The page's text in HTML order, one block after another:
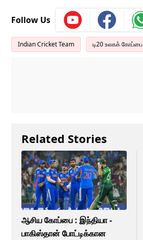
Follow Us
Indian Cricket Team டி20 உலகக் கோப்பை
Related Stories
ஆசிய கோப்பை : இந்தியா -
பாகிஸ்தான் போட்டிக்கான